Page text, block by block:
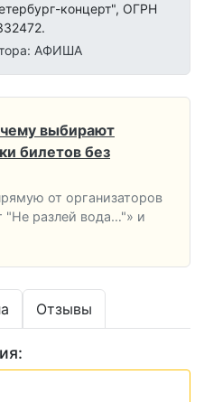
концерт", ОГРН
АФИША
выбирают
билетов без
от организаторов
"Не разлей вода…"» и
Отзывы